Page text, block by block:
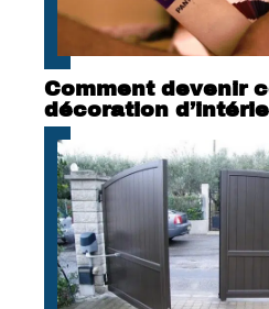
Comment devenir
décoration